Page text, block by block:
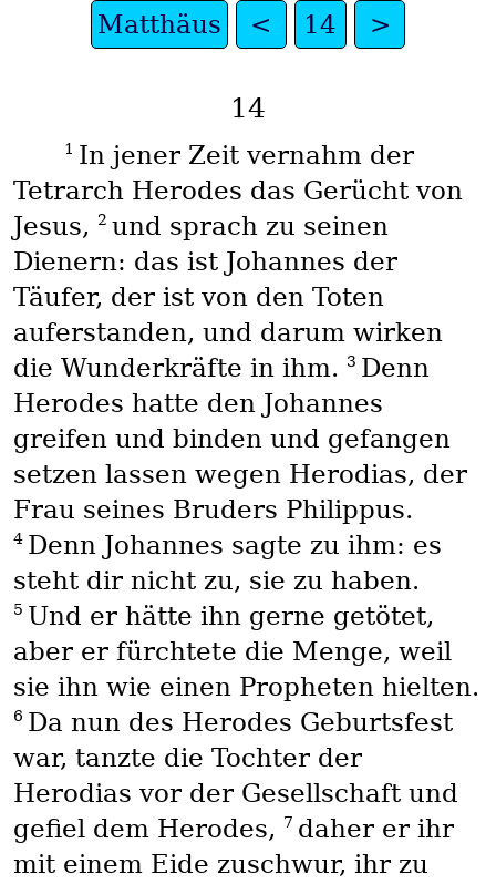
Matthäus < 14 >
14
1 In jener Zeit vernahm der
Tetrarch Herodes das Gerücht von
Jesus,
2 und sprach zu seinen
Dienern: das ist Johannes der
Täufer, der ist von den Toten
auferstanden, und darum wirken
die Wunderkräfte in ihm. 3 Denn
Herodes hatte den Johannes
greifen und binden und gefangen
setzen lassen wegen Herodias, der
Frau seines Bruders Philippus.
4 Denn Johannes sagte zu ihm: es
steht dir nicht zu, sie zu haben.
5 Und er hätte ihn gerne getötet,
aber er fürchtete die Menge, weil
sie ihn wie einen Propheten hielten.
6 Da nun des Herodes Geburtsfest
war, tanzte die Tochter der
Herodias vor der Gesellschaft und
gefiel dem Herodes,
7 daher er ihr
mit einem Eide zuschwur, ihr zu